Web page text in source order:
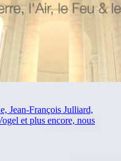
Jean-François Julliard,
et plus encore, nous